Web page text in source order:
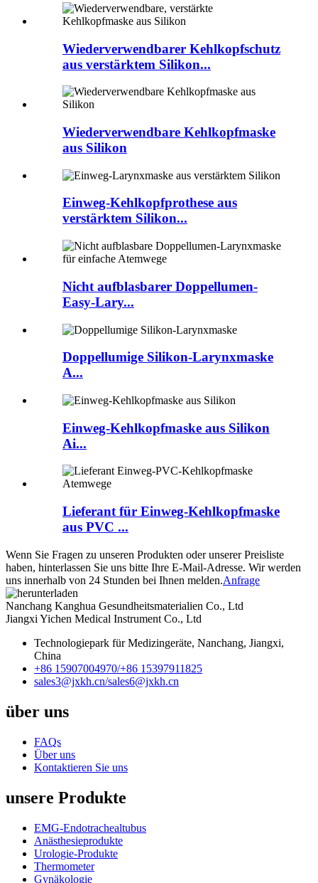
Wiederverwendbarer Kehlkopfschutz
aus verstärktem Silikon...
Wiederverwendbare Kehlkopfmaske
aus Silikon
Einweg-Kehlkopfprothese aus
verstärktem Silikon...
Nicht aufblasbarer Doppellumen-
Easy-Lary...
Doppellumige Silikon-Larynxmaske
A...
Einweg-Kehlkopfmaske aus Silikon
Ai...
Lieferant für Einweg-Kehlkopfmaske
aus PVC ...
Wenn Sie Fragen zu unseren Produkten oder unserer Preisliste
haben, hinterlassen Sie uns bitte Ihre E-Mail-Adresse. Wir werden
uns innerhalb von 24 Stunden bei Ihnen melden.Anfrage
Nanchang Kanghua Gesundheitsmaterialien Co., Ltd
Jiangxi Yichen Medical Instrument Co., Ltd
Technologiepark für Medizingeräte, Nanchang, Jiangxi,
China
+86 15907004970/+86 15397911825
sales3@jxkh.cn/sales6@jxkh.cn
über uns
FAQs
Über uns
Kontaktieren Sie uns
unsere Produkte
EMG-Endotrachealtubus
Anästhesieprodukte
Urologie-Produkte
Thermometer
Gynäkologie